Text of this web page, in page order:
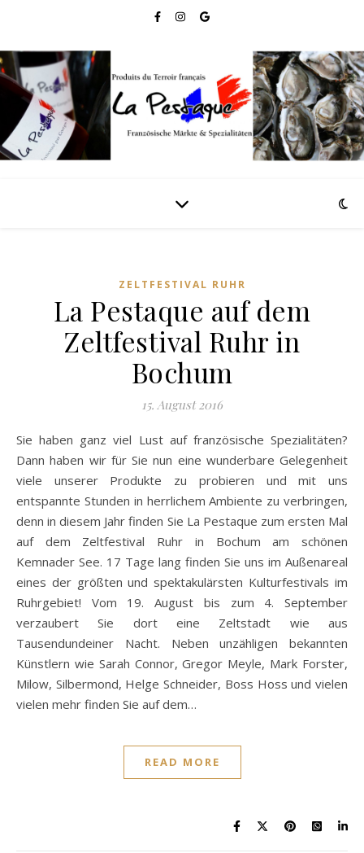
ZELTFESTIVAL RUHR
La Pestaque auf dem
Zeltfestival Ruhr in
Bochum
15. August 2016
Sie haben ganz viel Lust auf französische Spezialitäten?
Dann haben wir für Sie nun eine wunderbare Gelegenheit
viele unserer Produkte zu probieren und mit uns
entspannte Stunden in herrlichem Ambiente zu verbringen,
denn in diesem Jahr finden Sie La Pestaque zum ersten Mal
auf dem Zeltfestival Ruhr in Bochum am schönen
Kemnader See. 17 Tage lang finden Sie uns im Außenareal
eines der größten und spektakulärsten Kulturfestivals im
Ruhrgebiet! Vom 19. August bis zum 4. September
verzaubert Sie dort eine Zeltstadt wie aus
Tausendundeiner Nacht. Neben unzähligen bekannten
Künstlern wie Sarah Connor, Gregor Meyle, Mark Forster,
Milow, Silbermond, Helge Schneider, Boss Hoss und vielen
vielen mehr finden Sie auf dem…
READ MORE